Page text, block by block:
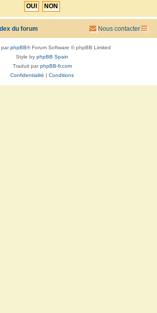
h
du forum Nous contacter
parphpBB® Forum Software © phpBB Limited
Style by phpBB Spain
Traduit parphpBB-fr.com
Confidentialité | Conditions